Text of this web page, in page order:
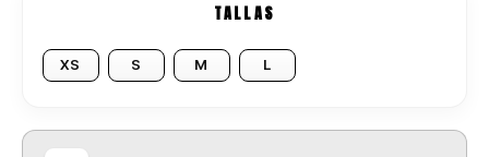
TALLAS
XS S M L